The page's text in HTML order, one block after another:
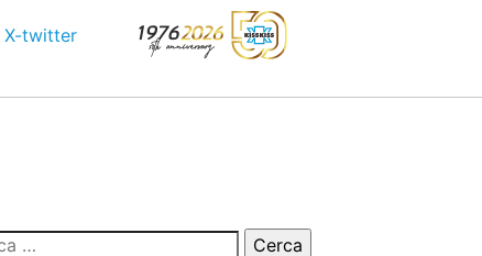
X-twitter